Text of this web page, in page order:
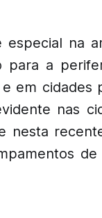
especial na
para a
em cidades
nas
nesta